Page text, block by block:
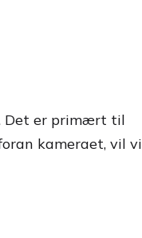
Det er primært til
kameraet, vil vi